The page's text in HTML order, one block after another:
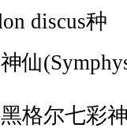
discus种
尔七彩神